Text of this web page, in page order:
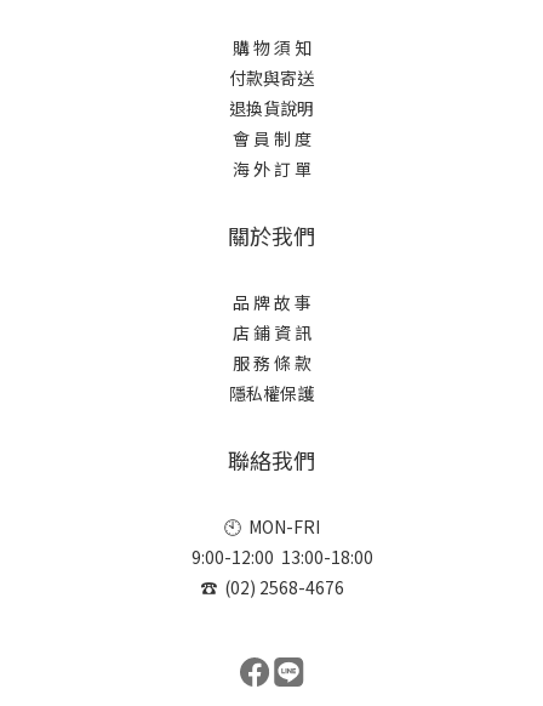
購 物 須 知
付款與寄送
退換貨說明
會 員 制 度
海 外 訂 單
關於我們
品 牌 故 事
店 鋪 資 訊
服 務 條 款
隱私權保護
聯絡我們
🕙 MON-FRI
9:00-12:00 13:00-18:00
☎ (02) 2568-4676